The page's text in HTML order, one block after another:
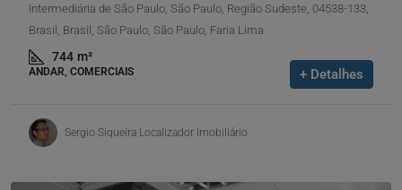
Intermediária de São Paulo, São Paulo, Região Sudeste, 04538-133,
Brasil, Brasil, São Paulo, São Paulo, Faria Lima
744 m²
ANDAR, COMERCIAIS + Detalhes
Sergio Siqueira Localizador Imobiliário